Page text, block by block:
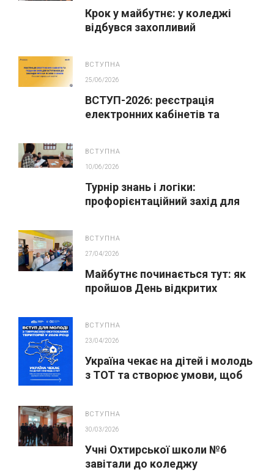
Крок у майбутнє: у коледжі
відбувся захопливий
ВСТУПНА
25/06/2026
ВСТУП-2026: реєстрація
електронних кабінетів та
ВСТУПНА
10/06/2026
Турнір знань і логіки:
профорієнтаційний захід для
ВСТУПНА
27/04/2026
Майбутнє починається тут: як
пройшов День відкритих
ВСТУПНА
23/04/2026
Україна чекає на дітей і молодь
з ТОТ та створює умови, щоб
ВСТУПНА
30/03/2026
Учні Охтирської школи №6
завітали до коледжу